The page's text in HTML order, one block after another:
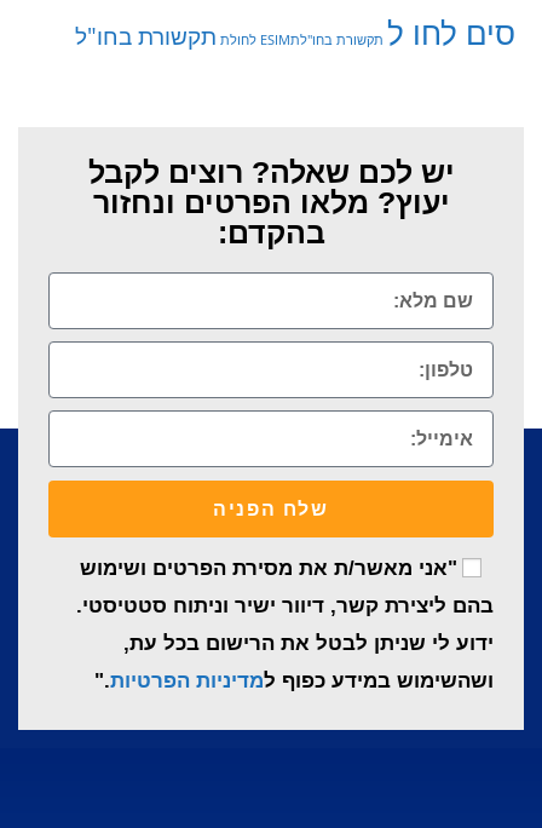
סים לחו ל תקשורת בחו"לתESIM לחולת תקשורת בחו"ל
יש לכם שאלה? רוצים לקבל
יעוץ? מלאו הפרטים ונחזור
בהקדם:
"אני מאשר/ת את מסירת הפרטים ושימוש
בהם ליצירת קשר, דיוור ישיר וניתוח סטטיסטי.
ידוע לי שניתן לבטל את הרישום בכל עת,
ושהשימוש במידע כפוף למדיניות הפרטיות."
שלח הפניה